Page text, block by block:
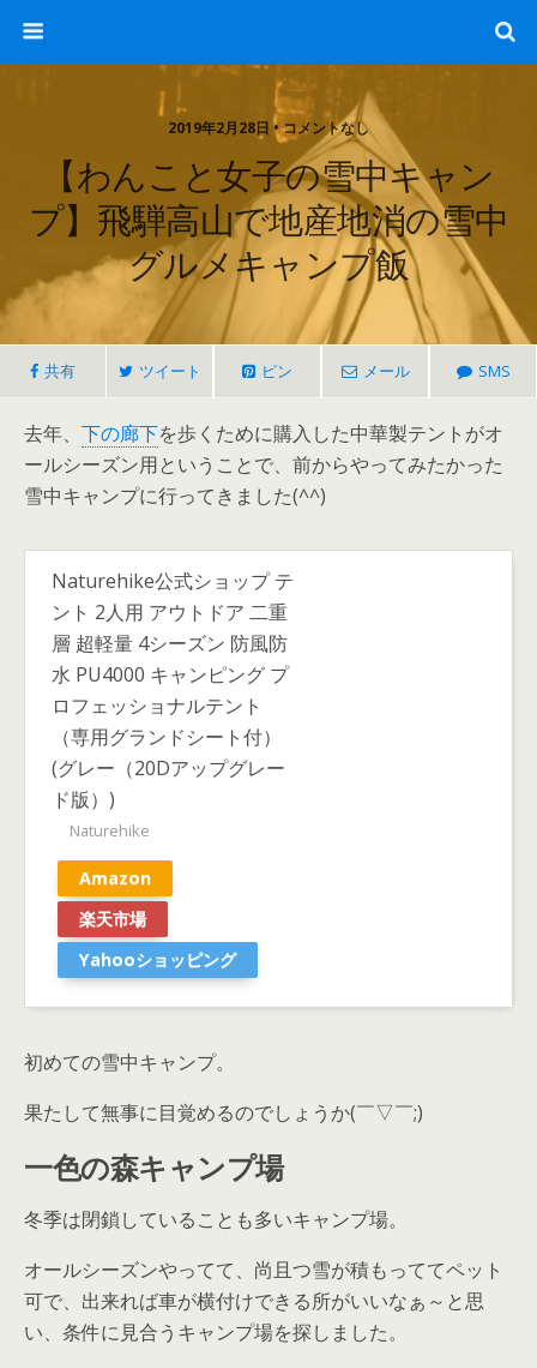
2019年2月28日 • コメントなし
【わんこと女子の雪中キャン
プ】飛騨高山で地産地消の雪中
グルメキャンプ飯
共有 ツイート ピン メール SMS
去年、 下の廊下を歩くために購入した中華製テントがオ
ールシーズン用ということで、前からやってみたかった
雪中キャンプに行ってきました(^^)
Naturehike公式ショップ テ
ント 2人用 アウトドア 二重
層 超軽量 4シーズン 防風防
水 PU4000 キャンピング プ
ロフェッショナルテント
（専用グランドシート付）
(グレー（20Dアップグレー
ド版）)
Naturehike
Amazon
楽天市場
Yahooショッピング
初めての雪中キャンプ。
果たして無事に目覚めるのでしょうか(￣▽￣;)
一色の森キャンプ場
冬季は閉鎖していることも多いキャンプ場。
オールシーズンやってて、尚且つ雪が積もっててペット
可で、出来れば車が横付けできる所がいいなぁ～と思
い、条件に見合うキャンプ場を探しました。